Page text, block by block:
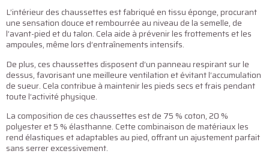
L’intérieur des chaussettes est fabriqué en tissu éponge, procurant
une sensation douce et rembourrée au niveau de la semelle, de
l’avant-pied et du talon. Cela aide à prévenir les frottements et les
ampoules, même lors d’entraînements intensifs.
De plus, ces chaussettes disposent d’un panneau respirant sur le
dessus, favorisant une meilleure ventilation et évitant l’accumulation
de sueur. Cela contribue à maintenir les pieds secs et frais pendant
toute l’activité physique.
La composition de ces chaussettes est de 75 % coton, 20 %
polyester et 5 % élasthanne. Cette combinaison de matériaux les
rend élastiques et adaptables au pied, offrant un ajustement parfait
sans serrer excessivement.